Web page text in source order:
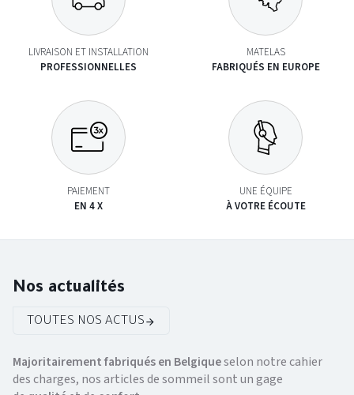
LIVRAISON ET INSTALLATION
PROFESSIONNELLES
MATELAS
FABRIQUÉS EN EUROPE
PAIEMENT
EN 4 X
UNE ÉQUIPE
À VOTRE ÉCOUTE
Nos actualités
TOUTES NOS ACTUS
Majoritairement fabriqués en Belgiqueselon notre cahier
des charges, nos articles de sommeil sont un gage